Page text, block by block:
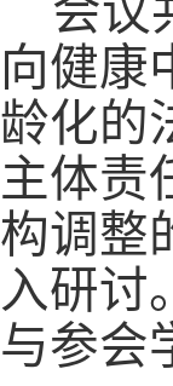
会议
向健康
龄化的
主体责
构调整
入研讨
与参会